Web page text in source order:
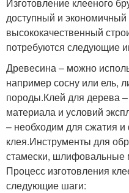
доступный и экономичный
высококачественный
потребуются следующие
Древесина – можно
например сосну или ель,
породы.Клей для дерева
материала и условий
– необходим для сжатия
клея.Инструменты для
стамески,
Процесс изготовления
следующие шаги: